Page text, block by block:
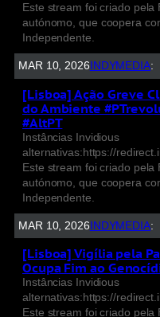
Este stream foi criado pela
autónomo, que coopera
Independente.
MAR 10, 2026 INDYMEDIA:
[Lisboa] Ação Greve
do Ambiente
#AltPT
Instâncias Invidious
alternativas:https://
Este stream foi criado pela
autónomo, que coopera
Independente.
MAR 10, 2026 INDYMEDIA:
[Lisboa] Vigília pela
Ocupa Fim ao
Instâncias Invidious
alternativas:https://
Este stream foi criado pela